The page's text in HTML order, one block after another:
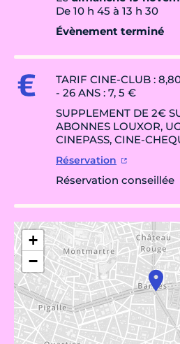
De 10 h 45 à 13 h 30
Évènement terminé
TARIF CINE-CLUB :
- 26 ANS : 7, 5 €
SUPPLEMENT DE 2€
ABONNES LOUXOR,
CINEPASS, CINE-
Réservation
Réservation conseillée
+
−